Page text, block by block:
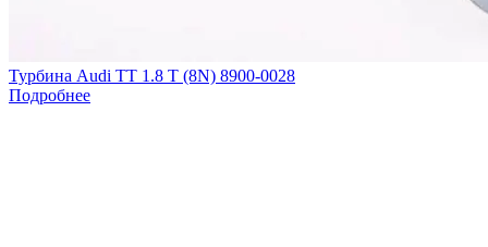
Турбина Audi TT 1.8 T (8N) 8900-0028
Подробнее